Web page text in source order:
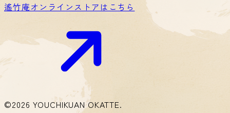
遙竹庵オンラインストアはこちら
©2026 YOUCHIKUAN OKATTE.